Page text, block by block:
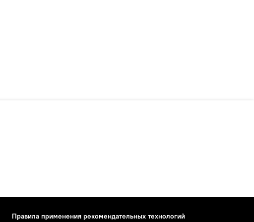
Правила применения рекомендательных технологий